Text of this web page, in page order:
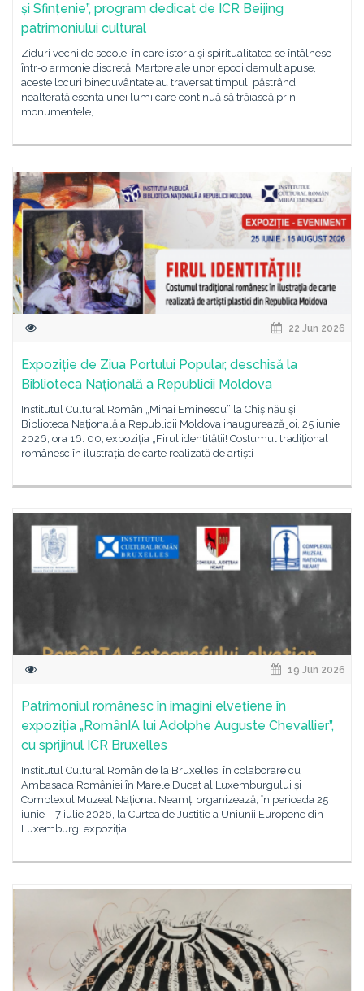
și Sfințenie”, program dedicat de ICR Beijing
patrimoniului cultural
Ziduri vechi de secole, în care istoria și spiritualitatea se întâlnesc
într-o armonie discretă. Martore ale unor epoci demult apuse,
aceste locuri binecuvântate au traversat timpul, păstrând
nealterată esența unei lumi care continuă să trăiască prin
monumentele,
22 Jun 2026
Expoziție de Ziua Portului Popular, deschisă la
Biblioteca Națională a Republicii Moldova
Institutul Cultural Român „Mihai Eminescu” la Chișinău și
Biblioteca Națională a Republicii Moldova inaugurează joi, 25 iunie
2026, ora 16. 00, expoziția „Firul identității! Costumul tradițional
românesc în ilustrația de carte realizată de artiști
19 Jun 2026
Patrimoniul românesc în imagini elvețiene în
expoziția „RomânIA lui Adolphe Auguste Chevallier”,
cu sprijinul ICR Bruxelles
Institutul Cultural Român de la Bruxelles, în colaborare cu
Ambasada României în Marele Ducat al Luxemburgului și
Complexul Muzeal Național Neamț, organizează, în perioada 25
iunie – 7 iulie 2026, la Curtea de Justiție a Uniunii Europene din
Luxemburg, expoziția